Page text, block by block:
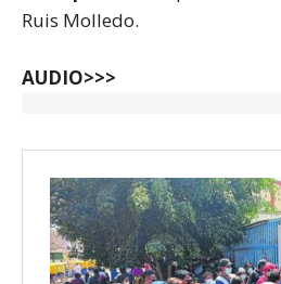
Ruis Molledo.
AUDIO>>>